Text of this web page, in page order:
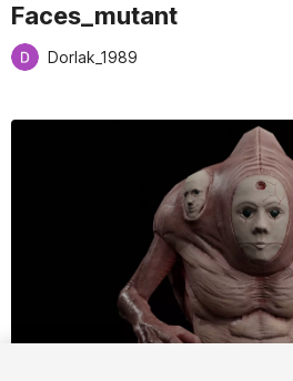
Faces_mutant
Dorlak_1989